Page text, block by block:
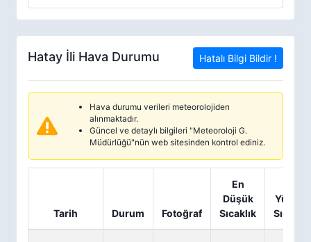
Hatay İli Hava Durumu Hatalı Bilgi Bildir !
Hava durumu verileri meteorolojiden
alınmaktadır.
Güncel ve detaylı bilgileri "Meteoroloji G.
Müdürlüğü"nün web sitesinden kontrol ediniz.
Tarih Durum Fotoğraf
En
Düşük
Sıcaklık
Yüksek
Sıcaklık